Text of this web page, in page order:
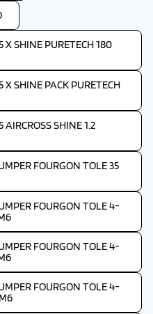
X SHINE PURETECH 180
SHINE PACK PURETECH
SHINE 1.2
FOURGON TOLE 35
FOURGON TOLE 4-
FOURGON TOLE 4-
FOURGON TOLE 4-